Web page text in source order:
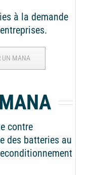
à la demande
UN MANA
contre
des batteries au